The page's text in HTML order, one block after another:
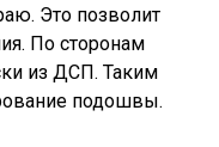
Это позволит
По сторонам
из ДСП. Таким
подошвы.